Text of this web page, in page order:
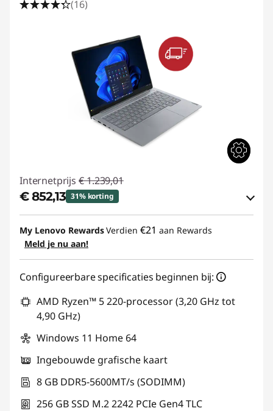
(16)
Internetprijs € 1.239,01
€ 852,13 31% korting
eCoupon-besparingen :-€ 386,88
eCoupon gebruiken :
My Lenovo RewardsVerdien €21 aan Rewards
Meld je nu aan!
Configureerbare specificaties beginnen bij:
AMD Ryzen™ 5 220-processor (3,20 GHz tot
4,90 GHz)
Windows 11 Home 64
Ingebouwde grafische kaart
8 GB DDR5-5600MT/s (SODIMM)
256 GB SSD M.2 2242 PCIe Gen4 TLC